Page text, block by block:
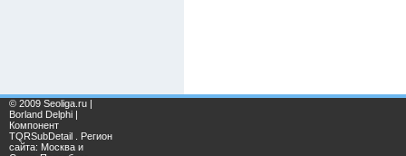
© 2009 Seoliga.ru |
Borland Delphi |
Компонент
TQRSubDetail . Регион
сайта: Москва и